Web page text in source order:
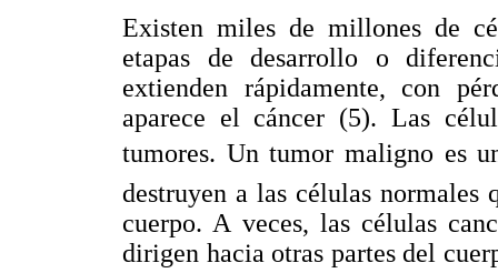
Existen miles de millones de
etapas de desarrollo o
extienden rápidamente, con
aparece el cáncer (5). Las
tumores. Un tumor maligno es
destruyen a las células normales
cuerpo. A veces, las células
dirigen hacia otras partes del